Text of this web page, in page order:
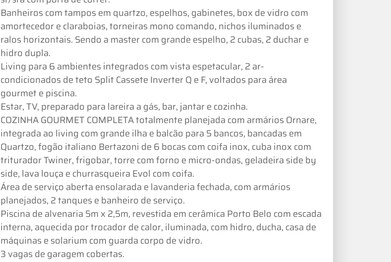
Banheiros com tampos em quartzo, espelhos, gabinetes, box de vidro com
amortecedor e claraboias, torneiras mono comando, nichos iluminados e
ralos horizontais. Sendo a master com grande espelho, 2 cubas, 2 duchar e
hidro dupla.
Living para 6 ambientes integrados com vista espetacular, 2 ar-
condicionados de teto Split Cassete Inverter Q e F, voltados para área
gourmet e piscina.
Estar, TV, preparado para lareira a gás, bar, jantar e cozinha.
COZINHA GOURMET COMPLETA totalmente planejada com armários Ornare,
integrada ao living com grande ilha e balcão para 5 bancos, bancadas em
Quartzo, fogão italiano Bertazoni de 6 bocas com coifa inox, cuba inox com
triturador Twiner, frigobar, torre com forno e micro-ondas, geladeira side by
side, lava louça e churrasqueira Evol com coifa.
Área de serviço aberta ensolarada e lavanderia fechada, com armários
planejados, 2 tanques e banheiro de serviço.
Piscina de alvenaria 5m x 2,5m, revestida em cerâmica Porto Belo com escada
interna, aquecida por trocador de calor, iluminada, com hidro, ducha, casa de
máquinas e solarium com guarda corpo de vidro.
3 vagas de garagem cobertas.